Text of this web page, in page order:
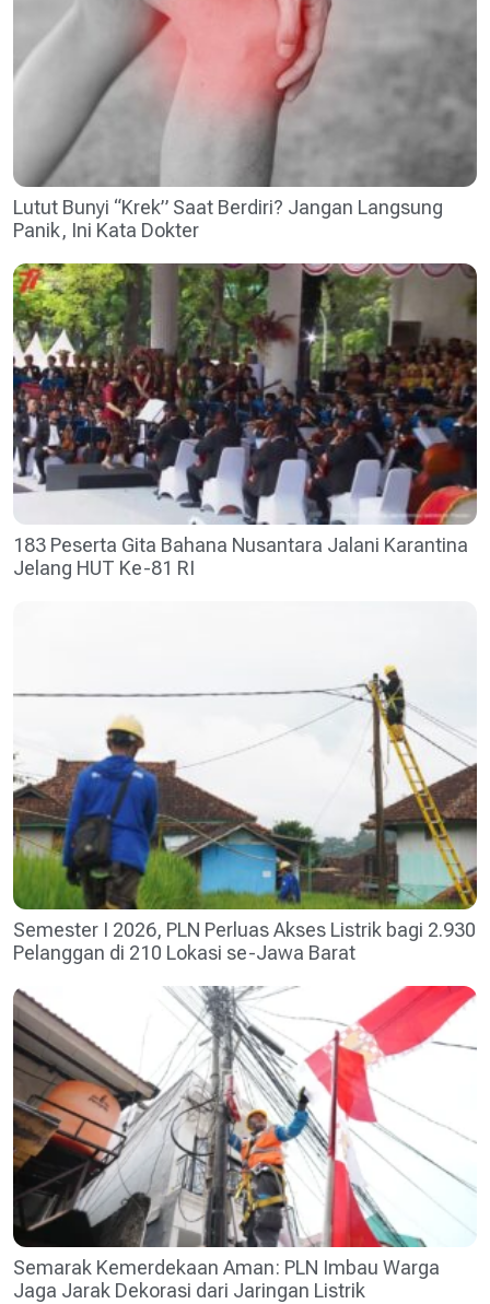
Lutut Bunyi “Krek” Saat Berdiri? Jangan Langsung
Panik, Ini Kata Dokter
183 Peserta Gita Bahana Nusantara Jalani Karantina
Jelang HUT Ke-81 RI
Semester I 2026, PLN Perluas Akses Listrik bagi 2.930
Pelanggan di 210 Lokasi se-Jawa Barat
Semarak Kemerdekaan Aman: PLN Imbau Warga
Jaga Jarak Dekorasi dari Jaringan Listrik